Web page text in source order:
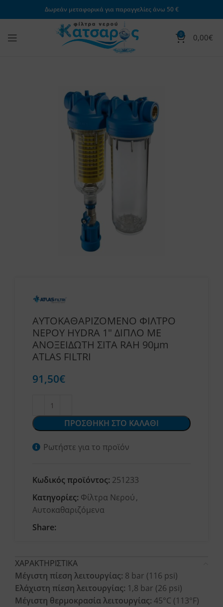
Δωρεάν μεταφορικά για παραγγελίες άνω 50 €
0 0,00€
ΑΥΤΟΚΑΘΑΡΙΖΟΜΕΝΟ ΦΙΛΤΡΟ
ΝΕΡΟΥ HYDRA 1″ ΔΙΠΛΟ ΜΕ
ΑΝΟΞΕΙΔΩΤΗ ΣΙΤΑ RAH 90μm
ATLAS FILTRI
91,50€
ΠΡΟΣΘΗΚΗ ΣΤΟ ΚΑΛΑΘΙ
Ρωτήστε για το προϊόν
Κωδικός προϊόντος: 251233
Κατηγορίες: Φίλτρα Νερού,
Αυτοκαθαριζόμενα
Share:
ΧΑΡΑΚΤΗΡΙΣΤΙΚΑ
Μέγιστη πίεση λειτουργίας: 8 bar (116 psi)
Ελάχιστη πίεση λειτουργίας: 1,8 bar (26 psi)
Μέγιστη θερμοκρασία λειτουργίας: 45°C (113°F)